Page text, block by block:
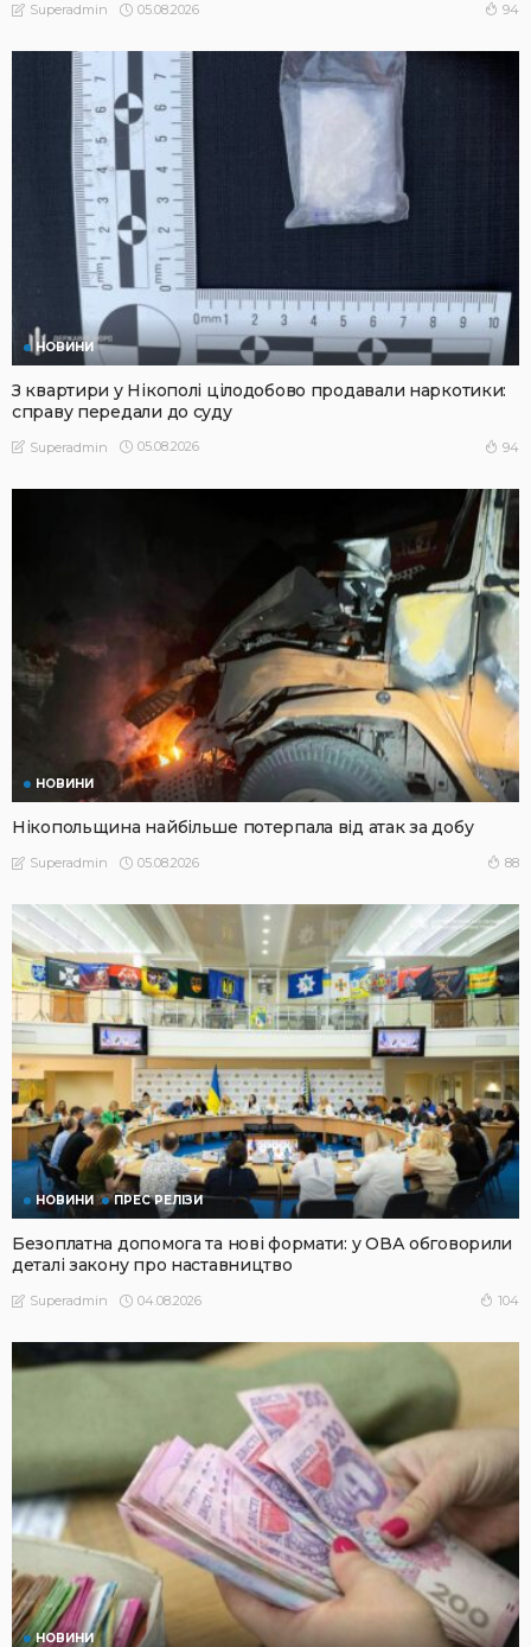
Superadmin 05.08.2026 94
НОВИНИ
З квартири у Нікополі цілодобово продавали наркотики:
справу передали до суду
Superadmin 05.08.2026 94
НОВИНИ
Нікопольщина найбільше потерпала від атак за добу
Superadmin 05.08.2026 88
НОВИНИ ПРЕС РЕЛІЗИ
Безоплатна допомога та нові формати: у ОВА обговорили
деталі закону про наставництво
Superadmin 04.08.2026 104
НОВИНИ